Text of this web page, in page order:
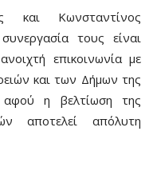
και Κωνσταντίνος
τους είναι
επικοινωνία με
και των Δήμων της
η βελτίωση της
αποτελεί απόλυτη